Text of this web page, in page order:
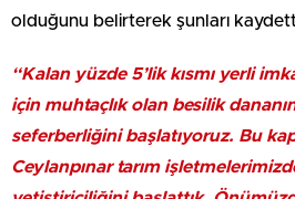
olduğunu belirterek şunları
“Kalan yüzde 5’lik kısmı yerli
için muhtaçlık olan besilik
seferberliğini başlatıyoruz. Bu
Ceylanpınar tarım